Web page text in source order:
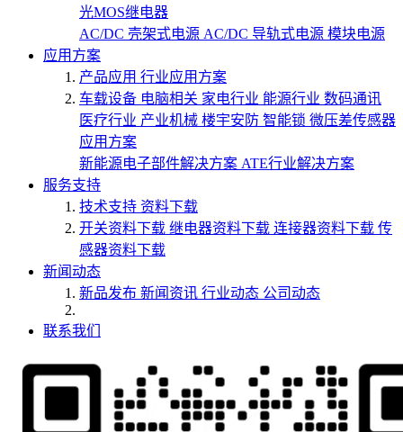
光MOS继电器
AC/DC 壳架式电源 AC/DC 导轨式电源 模块电源
应用方案
产品应用 行业应用方案
车载设备 电脑相关 家电行业 能源行业 数码通讯
医疗行业 产业机械 楼宇安防 智能锁 微压差传感器
应用方案
新能源电子部件解决方案 ATE行业解决方案
服务支持
技术支持 资料下载
开关资料下载 继电器资料下载 连接器资料下载 传
感器资料下载
新闻动态
新品发布 新闻资讯 行业动态 公司动态
联系我们